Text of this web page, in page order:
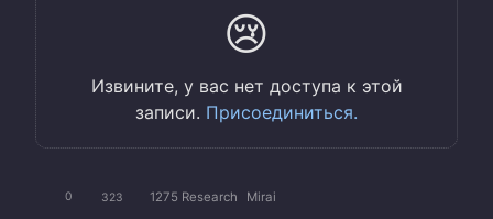
😢
Извините, у вас нет доступа к этой
записи. Присоединиться.
0 323 1275 Research Mirai